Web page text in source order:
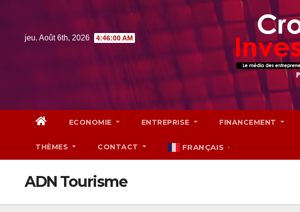
jeu. Août 6th, 2026 4:46:01 AM
ECONOMIE ENTREPRISE FINANCEMENT
THÈMES CONTACT FRANÇAIS ▼
ADN Tourisme